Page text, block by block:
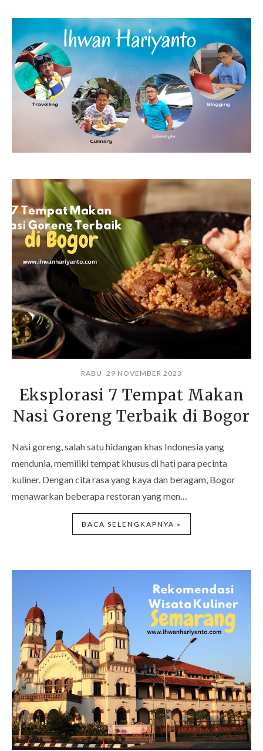
RABU, 29 NOVEMBER 2023
Eksplorasi 7 Tempat Makan
Nasi Goreng Terbaik di Bogor
Nasi goreng, salah satu hidangan khas Indonesia yang
mendunia, memiliki tempat khusus di hati para pecinta
kuliner. Dengan cita rasa yang kaya dan beragam, Bogor
menawarkan beberapa restoran yang men…
BACA SELENGKAPNYA »